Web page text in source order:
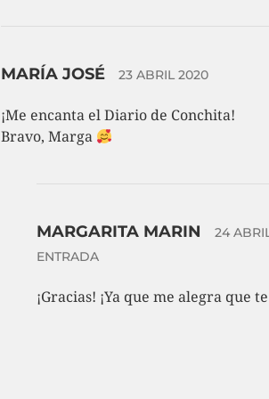
MARÍA JOSÉ 23 ABRIL 2020
¡Me encanta el Diario de Conchita!
Bravo, Marga
MARGARITA MARIN 24
ENTRADA
¡Gracias! ¡Ya que me alegra que